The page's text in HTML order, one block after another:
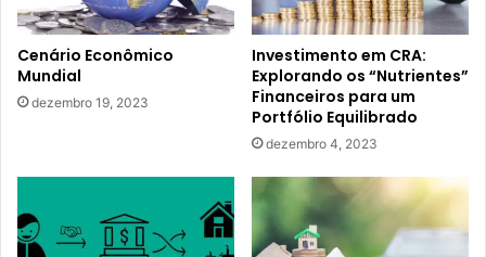
Cenário Econômico
Mundial
dezembro 19, 2023
Investimento em CRA:
Explorando os “Nutrientes”
Financeiros para um
Portfólio Equilibrado
dezembro 4, 2023